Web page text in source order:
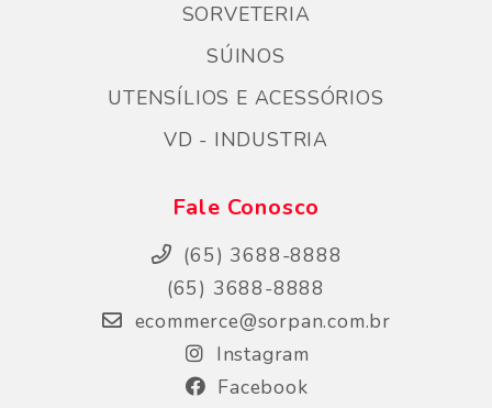
SORVETERIA
SÚINOS
UTENSÍLIOS E ACESSÓRIOS
VD - INDUSTRIA
Fale Conosco
(65) 3688-8888
(65) 3688-8888
ecommerce@sorpan.com.br
Instagram
Facebook